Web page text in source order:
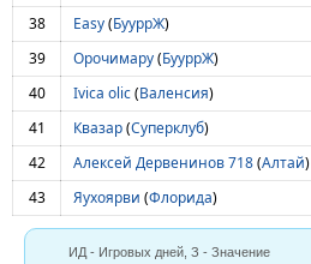
38
Easy(БууррЖ)
39
Орочимару(БууррЖ)
40
Ivica olic(Валенсия)
41
Квазар(Суперклуб)
42
Алексей Дервенинов 718(Алтай)
43
Яухоярви (Флорида)
ИД - Игровых дней, З - Значение